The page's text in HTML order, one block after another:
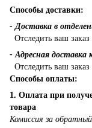
Способы доставки:
- Доставка в
Отследить ваш
- Адресная доставка
Отследить ваш
Способы оплаты:
1. Оплата при
товара
Комиссия за